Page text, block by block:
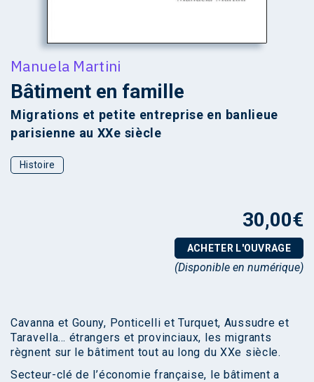
Manuela Martini
Bâtiment en famille
Migrations et petite entreprise en banlieue
parisienne au XXe siècle
Histoire
30,00€
ACHETER L'OUVRAGE
(Disponible en numérique)
Cavanna et Gouny, Ponticelli et Turquet, Aussudre et
Taravella… étrangers et provinciaux, les migrants
règnent sur le bâtiment tout au long du XXe siècle.
Secteur-clé de l’économie française, le bâtiment a